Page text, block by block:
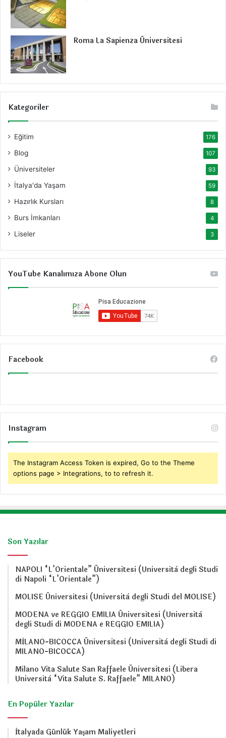
Roma La Sapienza Üniversitesi
Kategoriler
Eğitim 176
Blog 107
Üniversiteler 93
İtalya'da Yaşam 59
Hazırlık Kursları 8
Burs İmkanları 4
Liseler 3
YouTube Kanalımıza Abone Olun
Facebook
Instagram
The Instagram Access Token is expired, Go to the Theme
options page > Integrations, to to refresh it.
Son Yazılar
NAPOLI “L’Orientale” Üniversitesi (Università degli Studi
di Napoli “L’Orientale”)
MOLISE Üniversitesi (Università degli Studi del MOLISE)
MODENA ve REGGIO EMILIA Üniversitesi (Università
degli Studi di MODENA e REGGIO EMILIA)
MİLANO-BICOCCA Üniversitesi (Università degli Studi di
MILANO-BICOCCA)
Milano Vita Salute San Raffaele Üniversitesi (Libera
Università “Vita Salute S. Raffaele” MILANO)
En Popüler Yazılar
İtalyada Günlük Yaşam Maliyetleri